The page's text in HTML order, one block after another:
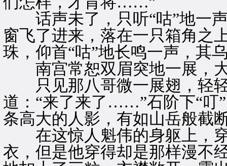
话声未了，只听“咕”地一声
窗飞了进来，落在一只箱角之
珠，仰首“咕”地长鸣一声，其
南宫常恕双眉突地一展，大
只见那八哥微一展翅，轻轻
道：“来了来了……”石阶下“叮
条高大的人影，有如山岳般截
在这惊人魁伟的身躯上，穿
衣，但是他穿得却是那样漫不